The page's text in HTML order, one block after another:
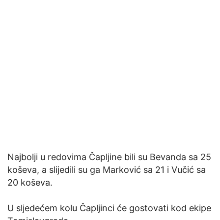
Najbolji u redovima Čapljine bili su Bevanda sa 25
koševa, a slijedili su ga Marković sa 21 i Vučić sa
20 koševa.
U sljedećem kolu Čapljinci će gostovati kod ekipe